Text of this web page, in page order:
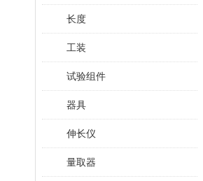
长度
工装
试验组件
器具
伸长仪
量取器